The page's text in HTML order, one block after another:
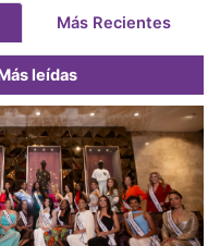
Más Recientes
leídas